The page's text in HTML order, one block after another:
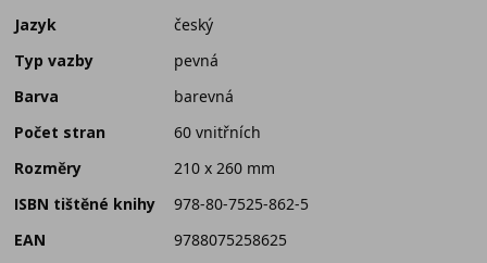
Jazyk
český
Typ vazby
pevná
Barva
barevná
Počet stran
60 vnitřních
Rozměry
210 x 260 mm
ISBN tištěné knihy
978-80-7525-862-5
EAN
9788075258625